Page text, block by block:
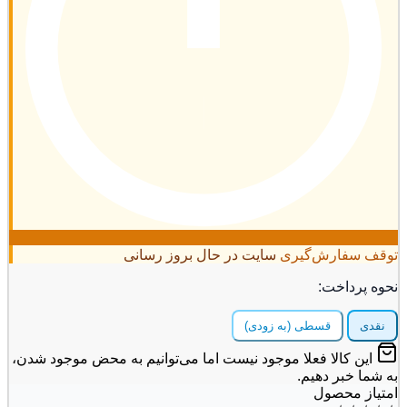
سفارش‌گیری سایت در حال بروز رسانی
پرداخت:
قسطی (به زودی)
این کالا فعلا موجود نیست اما می‌توانیم به محض موجود شدن،
خبر دهیم.
محصول